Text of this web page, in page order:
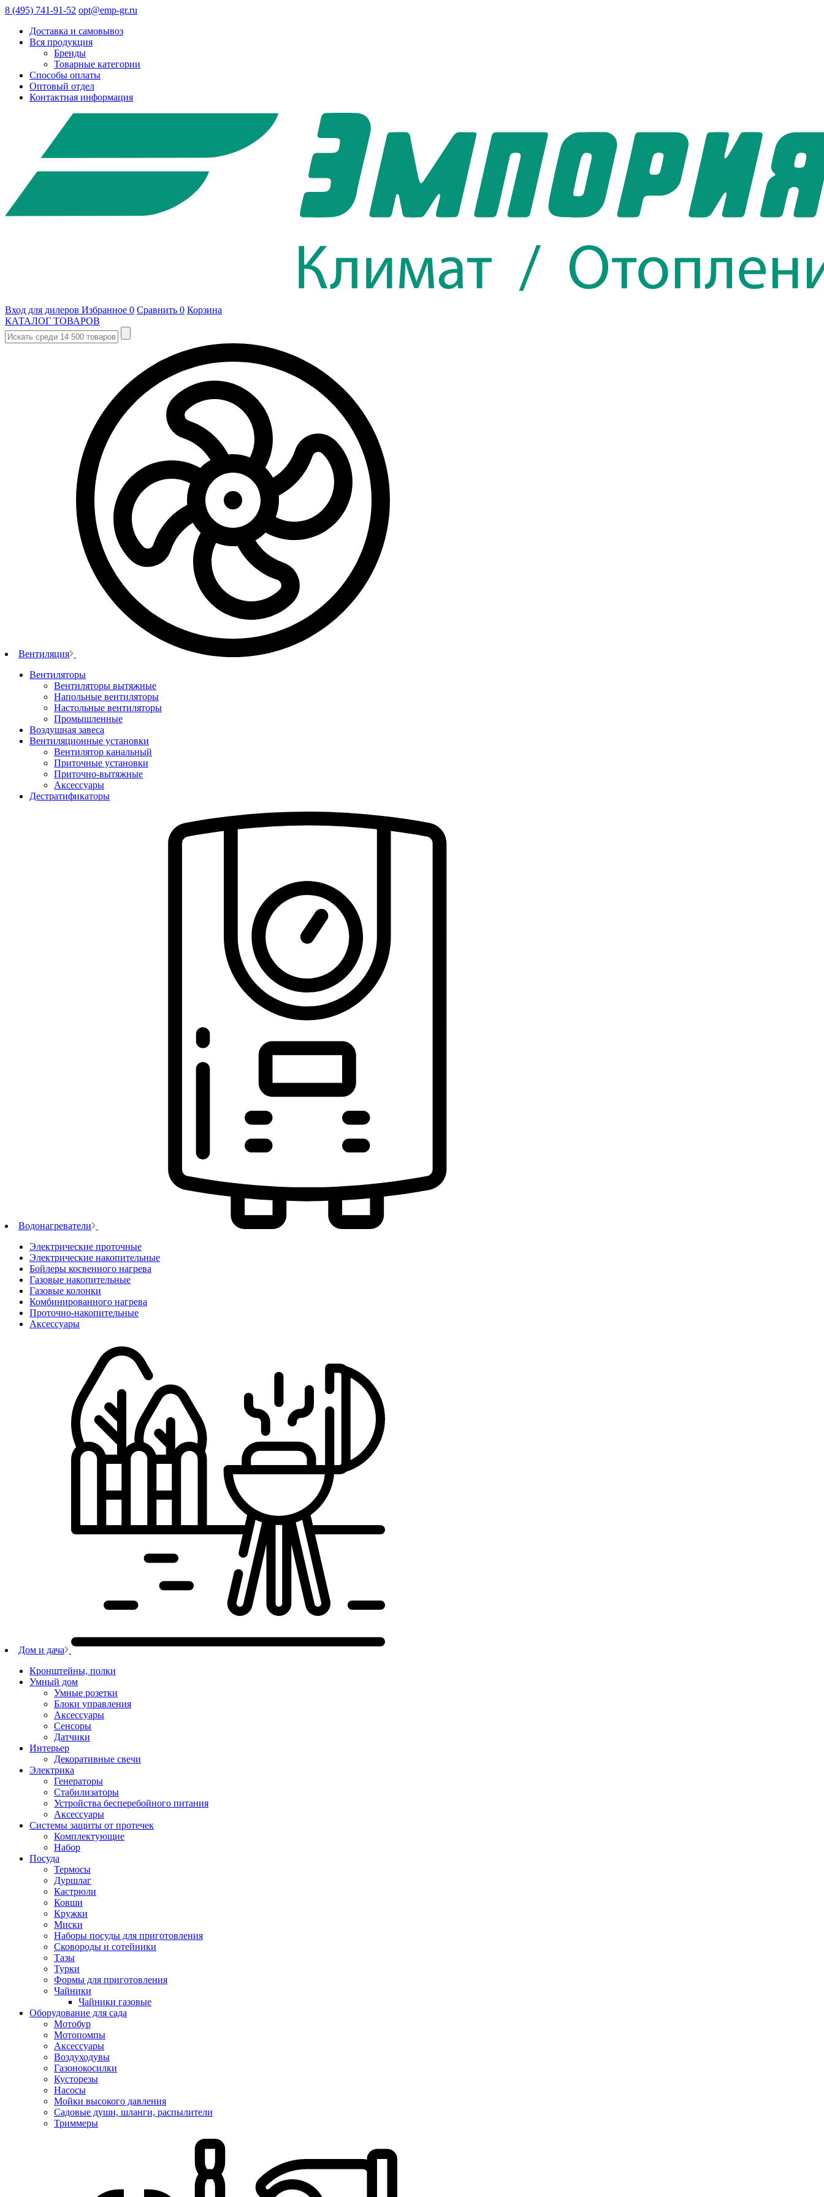
8 (495) 741-91-52 opt@emp-gr.ru
Доставка и самовывоз
Вся продукция
Бренды
Товарные категории
Способы оплаты
Оптовый отдел
Контактная информация
Вход для дилеров Избранное 0 Сравнить 0 Корзина
КАТАЛОГ ТОВАРОВ
Вентиляция
Вентиляторы
Вентиляторы вытяжные
Напольные вентиляторы
Настольные вентиляторы
Промышленные
Воздушная завеса
Вентиляционные установки
Вентилятор канальный
Приточные установки
Приточно-вытяжные
Аксессуары
Дестратификаторы
Водонагреватели
Электрические проточные
Электрические накопительные
Бойлеры косвенного нагрева
Газовые накопительные
Газовые колонки
Комбинированного нагрева
Проточно-накопительные
Аксессуары
Дом и дача
Кронштейны, полки
Умный дом
Умные розетки
Блоки управления
Аксессуары
Сенсоры
Датчики
Интерьер
Декоративные свечи
Электрика
Генераторы
Стабилизаторы
Устройства бесперебойного питания
Аксессуары
Системы защиты от протечек
Комплектующие
Набор
Посуда
Термосы
Дуршлаг
Кастрюли
Ковши
Кружки
Миски
Наборы посуды для приготовления
Сковороды и сотейники
Тазы
Турки
Формы для приготовления
Чайники
Чайники газовые
Оборудование для сада
Мотобур
Мотопомпы
Аксессуары
Воздуходувы
Газонокосилки
Кусторезы
Насосы
Мойки высокого давления
Садовые души, шланги, распылители
Триммеры